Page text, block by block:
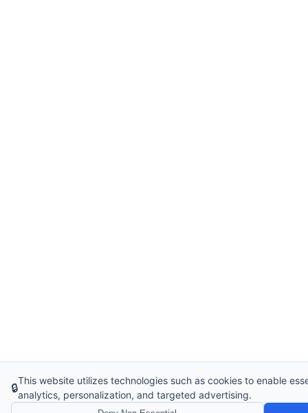
🔒
This website utilizes technologies such as cookies to enable
analytics, personalization, and targeted advertising.